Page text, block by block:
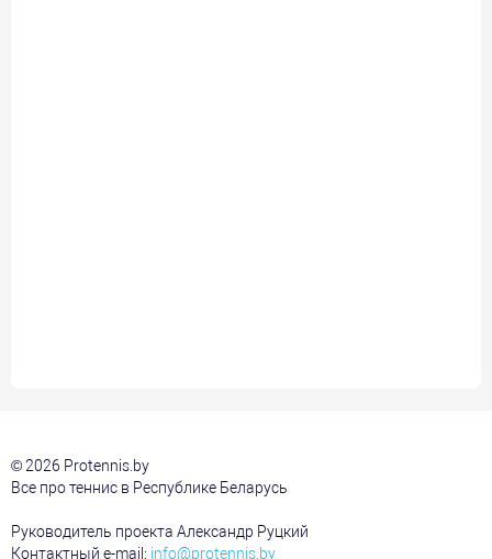
© 2026 Protennis.by
Все про теннис в Республике Беларусь
Руководитель проекта Александр Руцкий
Контактный e-mail: info@protennis.by